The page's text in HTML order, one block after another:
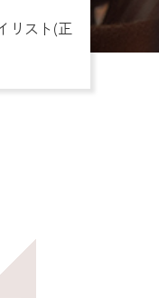
リスト(正
【
ート